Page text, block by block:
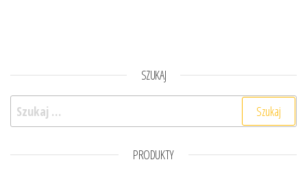
SZUKAJ
Szukaj:
PRODUKTY